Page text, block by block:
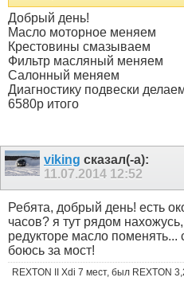
Добрый день!
Масло моторное меняем
Крестовины смазываем
Фильтр масляный меняем
Салонный меняем
Диагностику подвески
6580р итого
viking сказал(-а):
11.07.2014 12:52
Ребята, добрый день! есть
часов? я тут рядом
редукторе масло поменять...
боюсь за мост!
REXTON II Xdi 7 мест, был REXTON